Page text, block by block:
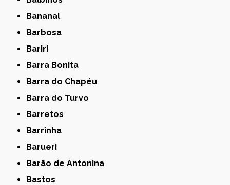
Bananal
Barbosa
Bariri
Barra Bonita
Barra do Chapéu
Barra do Turvo
Barretos
Barrinha
Barueri
Barão de Antonina
Bastos